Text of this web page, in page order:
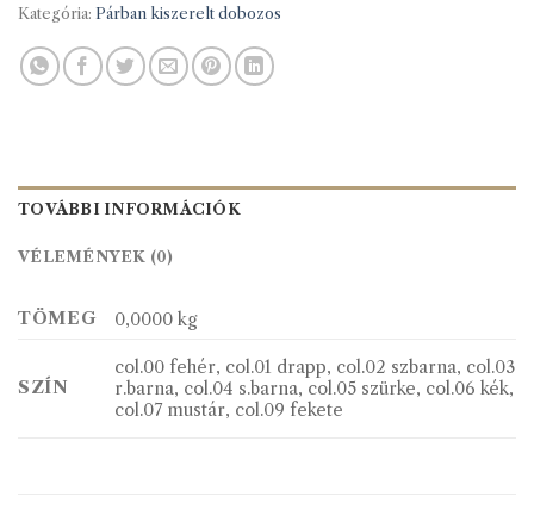
Kategória: Párban kiszerelt dobozos
TOVÁBBI INFORMÁCIÓK
VÉLEMÉNYEK (0)
TÖMEG 0,0000 kg
SZÍN
col.00 fehér, col.01 drapp, col.02 szbarna, col.03
r.barna, col.04 s.barna, col.05 szürke, col.06 kék,
col.07 mustár, col.09 fekete